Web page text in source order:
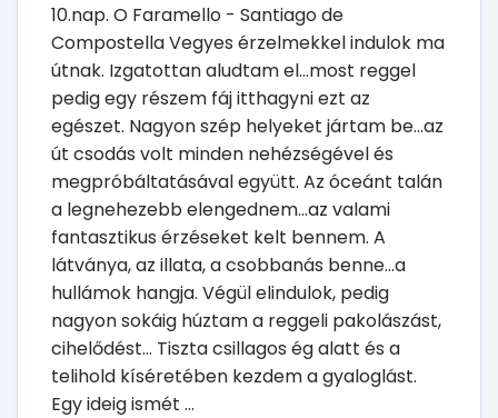
10.nap. O Faramello - Santiago de
Compostella Vegyes érzelmekkel indulok ma
útnak. Izgatottan aludtam el...most reggel
pedig egy részem fáj itthagyni ezt az
egészet. Nagyon szép helyeket jártam be...az
út csodás volt minden nehézségével és
megpróbáltatásával együtt. Az óceánt talán
a legnehezebb elengednem...az valami
fantasztikus érzéseket kelt bennem. A
látványa, az illata, a csobbanás benne...a
hullámok hangja. Végül elindulok, pedig
nagyon sokáig húztam a reggeli pakolászást,
cihelődést... Tiszta csillagos ég alatt és a
telihold kíséretében kezdem a gyaloglást.
Egy ideig ismét ...